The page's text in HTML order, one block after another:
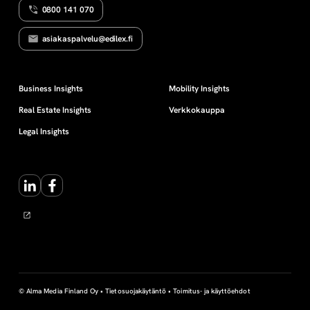
s
n
t
o
i
m
i
n
0800 141 070
asiakaspalvelu@edilex.fi
Business Insights
Real Estate Insights
Legal Insights
Mobility Insights
Verkkokauppa
LinkedInFacebook
© Alma Media Finland Oy •Tietosuojakäytäntö •Toimitus- ja käyttöehdot